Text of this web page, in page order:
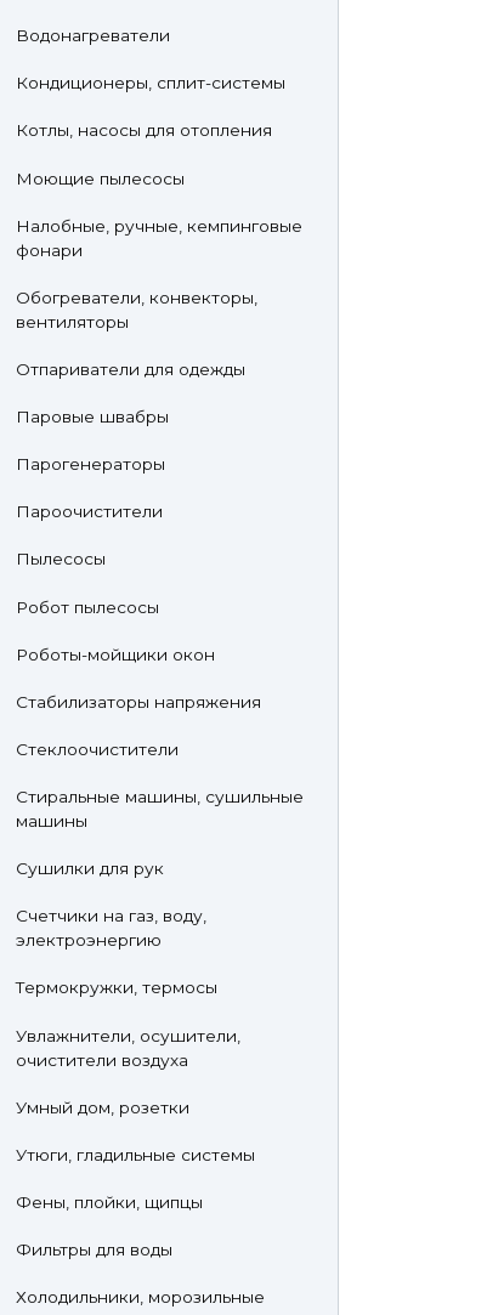
Водонагреватели
Кондиционеры, сплит-системы
Котлы, насосы для отопления
Моющие пылесосы
Налобные, ручные, кемпинговые
фонари
Обогреватели, конвекторы,
вентиляторы
Отпариватели для одежды
Паровые швабры
Парогенераторы
Пароочистители
Пылесосы
Робот пылесосы
Роботы-мойщики окон
Стабилизаторы напряжения
Стеклоочистители
Стиральные машины, сушильные
машины
Сушилки для рук
Счетчики на газ, воду,
электроэнергию
Термокружки, термосы
Увлажнители, осушители,
очистители воздуха
Умный дом, розетки
Утюги, гладильные системы
Фены, плойки, щипцы
Фильтры для воды
Холодильники, морозильные